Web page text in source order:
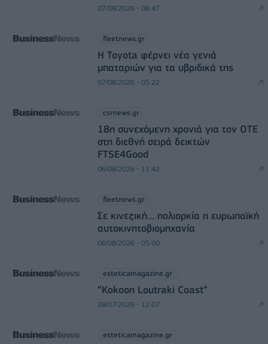
07/08/2026 - 08:47
fleetnews.gr
Η Toyota φέρνει νέα γενιά
μπαταριών για τα υβριδικά της
07/08/2026 - 05:22
csrnews.gr
18η συνεχόμενη χρονιά για τον ΟΤΕ
στη διεθνή σειρά δεικτών
FTSE4Good
06/08/2026 - 11:42
fleetnews.gr
Σε κινεζική… πολιορκία η ευρωπαϊκή
αυτοκινητοβιομηχανία
06/08/2026 - 05:00
esteticamagazine.gr
“Kokoon Loutraki Coast”
28/07/2026 - 12:07
esteticamagazine.gr